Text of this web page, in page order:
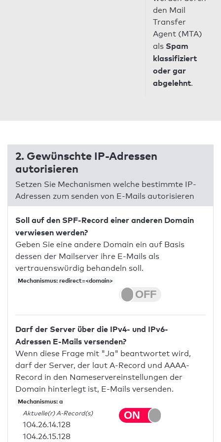
den Mail
Transfer
Agent (MTA)
als Spam
klassifiziert
oder gar
abgelehnt.
2. Gewünschte IP-Adressen
autorisieren
Setzen Sie Mechanismen welche bestimmte IP-
Adressen zum senden von E-Mails autorisieren
Soll auf den SPF-Record einer anderen Domain
verwiesen werden?
Geben Sie eine andere Domain ein auf Basis
dessen der Mailserver ihre E-Mails als
vertrauenswürdig behandeln soll.
Mechanismus: redirect=<domain>
Darf der Server über die IPv4- und IPv6-
Adressen E-Mails versenden?
Wenn diese Frage mit "Ja" beantwortet wird,
darf der Server, der laut A-Record und AAAA-
Record in den Nameservereinstellungen der
Domain hinterlegt ist, E-Mails versenden.
Mechanismus: a
Aktuelle(r) A-Record(s)
104.26.14.128
104.26.15.128